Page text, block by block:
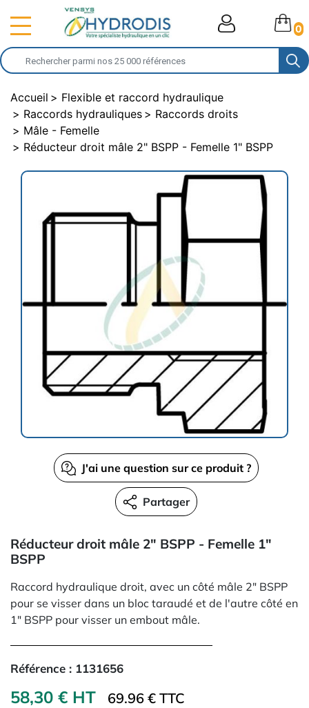
0
Accueil
Flexible et raccord hydraulique
Raccords hydrauliques
Raccords droits
Mâle - Femelle
Réducteur droit mâle 2" BSPP - Femelle 1" BSPP
J'ai une question sur ce produit ?
Partager
Réducteur droit mâle 2" BSPP - Femelle 1"
BSPP
Raccord hydraulique droit, avec un côté mâle 2" BSPP
pour se visser dans un bloc taraudé et de l'autre côté en
1" BSPP pour visser un embout mâle.
Référence : 1131656
58,30 € HT 69.96 € TTC